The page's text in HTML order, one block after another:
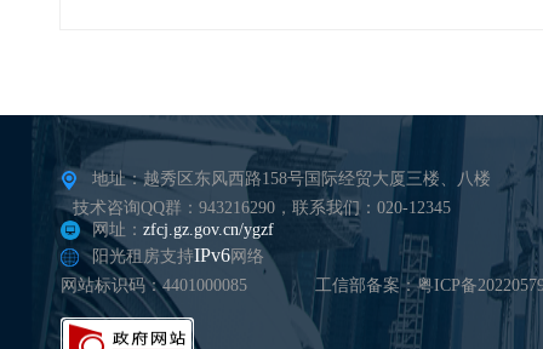
地址：越秀区东风西路158号国际经贸大厦三楼、八楼
技术咨询QQ群：943216290，联系我们：020-12345
网址： zfcj.gz.gov.cn/ygzf
阳光租房支持IPv6网络
网站标识码：4401000085
工信部备案：粤ICP备